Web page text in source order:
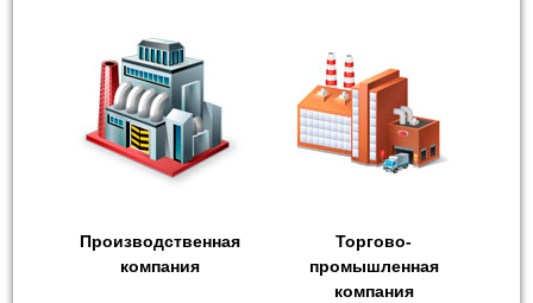
Производственная
компания
Торгово-
промышленная
компания